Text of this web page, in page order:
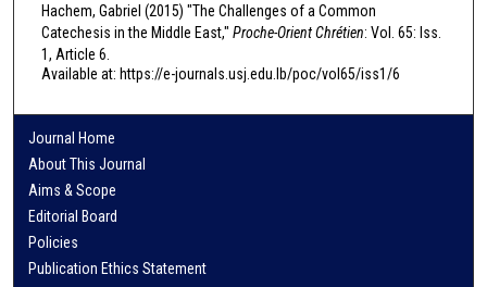
Hachem, Gabriel (2015) "The Challenges of a Common
Catechesis in the Middle East," Proche-Orient Chrétien: Vol. 65: Iss.
1, Article 6.
Available at: https://e-journals.usj.edu.lb/poc/vol65/iss1/6
Journal Home
About This Journal
Aims & Scope
Editorial Board
Policies
Publication Ethics Statement